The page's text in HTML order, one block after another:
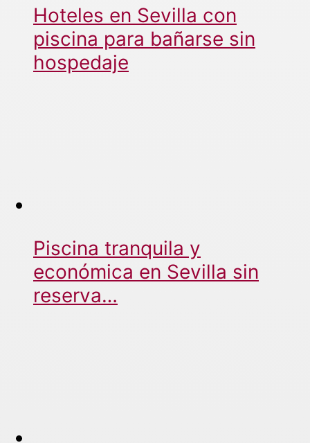
Hoteles en Sevilla con
piscina para bañarse sin
hospedaje
Piscina tranquila y
económica en Sevilla sin
reserva…